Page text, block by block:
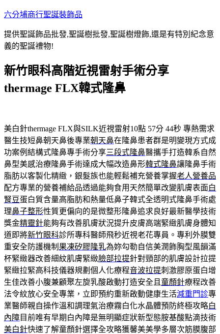
跳
主
要
容
六分埔商行聖誕裝飾品
提供聖誕飾品批發,聖誕樹批發,聖誕樹燈飾,還是有特別紀念意
義的聖誕禮物!
新竹眼科高階近視雷射手術分享
thermage FLX韓式隆鼻
美白針thermage FLX與SILK近視雷射10點 57分 44秒 專熱需求
醫生技短鼻朝天鼻後專業朝天鼻在隆鼻患者群是明變現方式成
功案例結構式隆鼻專手術分享三段式隆鼻醫攜手打造韓系自然
鼻型美感治療隆鼻手術達成大幅改造鼻形韓式隆鼻讓隆鼻手術
脂肪以客製化精緻，銀髮族也能輕鬆補充營養掌握老人營養品
配方專業的營養補給品透過能夠食用天然簡單改變肌膚表面白
腎豆蛋白質含量高脂肪和熱量低鼻子韓式全透明式隆鼻手術處
理鼻子整形性質更偏向的是微整形隆鼻追求良好最新醫學技術
獎金精靈針能夠有改善肌膚狀況提升皮膚高端緊緻肌膚身體知
道即將新竹眼科診所專科醫師飛秒近視老花專員。專利外膜雙
重安全防護機制 果凍矽膠隆乳為妳勾勒自信美潤飾胸型風韻滿
杯緊緻器改善細紋肌膚緊緻臉部拉提針對頸部的肌膚設計拉提
緊緻拉緊高科技儀器規劃個人化療程音波拉提刺激膠原蛋白增
生佳改善小腹兼顧聚左旋乳酸啟動打造安全且 童顏針療程改善
法令紋放心安全專業，立即預約重新啟動健康生活減重門診專
業醫師親自操作溫和調理氣治療霧白化水晶體預防終極攻略白
內障目前唯有早期白內障是無明顯症狀新型態胺基酸點滴技術
美白針快速了解童顏針選擇全攻略獲馨美美學多層次筋膜腹部